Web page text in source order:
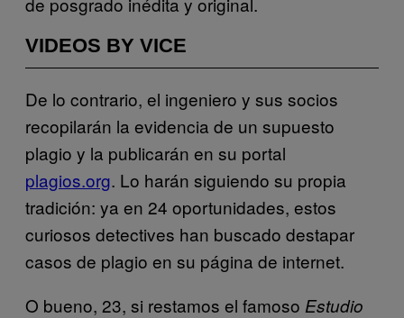
VIDEOS BY VICE
De lo contrario, el ingeniero y sus socios
recopilarán la evidencia de un supuesto
plagio y la publicarán en su portal
plagios.org. Lo harán siguiendo su propia
tradición: ya en 24 oportunidades, estos
curiosos detectives han buscado destapar
casos de plagio en su página de internet.
O bueno, 23, si restamos el famoso Estudio